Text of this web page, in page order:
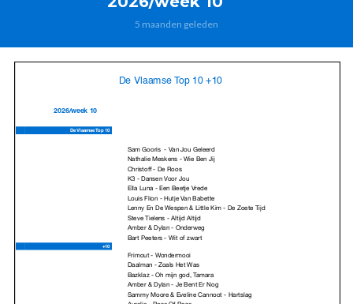
5 maanden geleden